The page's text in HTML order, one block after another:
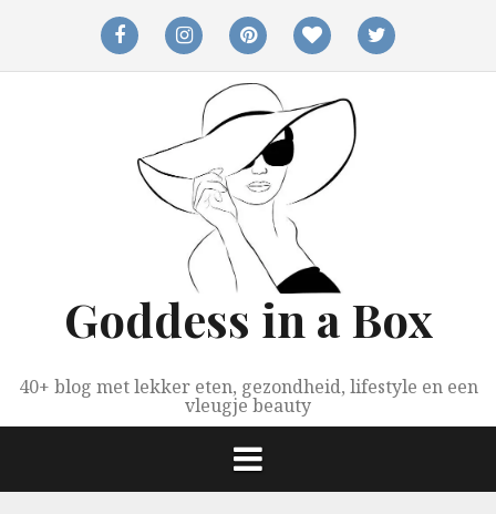
facebookinstagrampinterestbloglovintwitter
Goddess in a Box
40+ blog met lekker eten, gezondheid, lifestyle en een
vleugje beauty